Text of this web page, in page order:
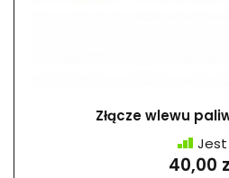
Złącze wlewu
Jest
40,00